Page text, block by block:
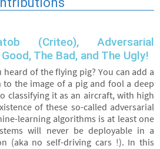
(Criteo), Adversarial
The Bad, and The Ugly!
heard of the flying pig? You can add a
the image of a pig and fool a deep
classifying it as an aircraft, with high
of these so-called adversarial
learning algorithms is at least one
will never be deployable in a
(aka no self-driving cars !). In this